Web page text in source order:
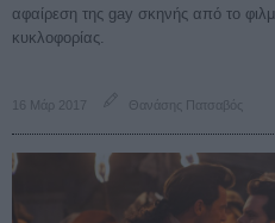
αφαίρεση της gay σκηνής από το φιλμ
κυκλοφορίας.
16 Μάρ 2017 Θανάσης Πατσαβός